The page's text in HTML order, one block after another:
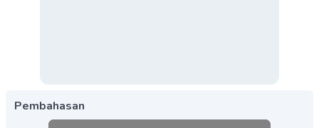
Pembahasan